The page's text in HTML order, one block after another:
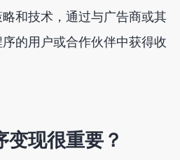
和技术，通过与广告商或其
的用户或合作伙伴中获得收
变现很重要？